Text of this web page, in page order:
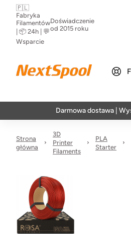
🇵🇱
Fabryka
Filamentów
| 📦 24h | 💬
Wsparcie
Doświadczenie
od 2015 roku
Darmowa dostawa | Wysyłka
Strona
główna
3D
Printer
Filaments
PLA
Starter